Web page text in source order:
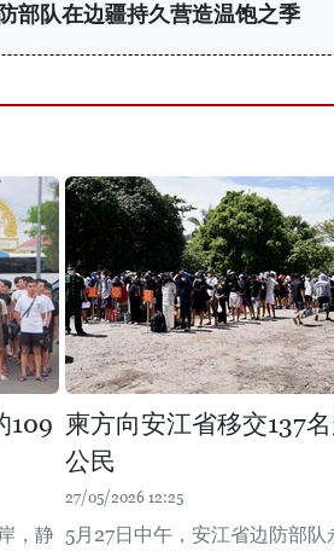
部队在边疆持久营造温饱之季
109
，静
柬方向安江省移交137
公民
27/05/2026 12:25
5月27日中午，安江省边防部队